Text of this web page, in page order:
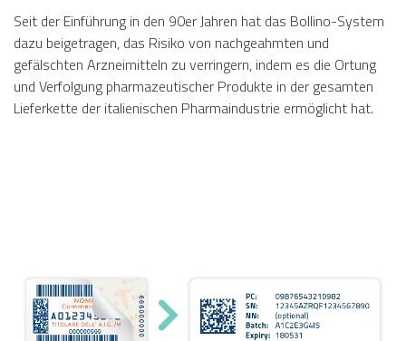
Seit der Einführung in den 90er Jahren hat das Bollino-System
dazu beigetragen, das Risiko von nachgeahmten und
gefälschten Arzneimitteln zu verringern, indem es die Ortung
und Verfolgung pharmazeutischer Produkte in der gesamten
Lieferkette der italienischen Pharmaindustrie ermöglicht hat.